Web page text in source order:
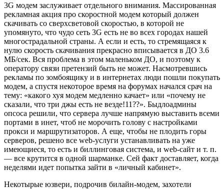
3G модем заслуживает отдельного внимания. Массированная
рекламная акция про скоростной модем который должен
скачивать со сверхсветовой скоростью, в которой не
упомянуто, что чудо сеть 3G есть не во всех городах нашей
многострадальной страны. А если и есть, то стремящаяся к
нулю скорость скачивания прекрасно вписывается в ДО 3.6
МБ/сек. Вся проблема в этом маленьком ДО, и поэтому к
оператору связи претензий быть не может. Насмотревшись
рекламы по зомбоящику и в интернетах люди пошли покупать
модем, а спустя некоторое время на форумах начался срач на
тему: «какого хуя модем медленно качает» или «почему не
сказали, что три джы есть не везде!11??». Быдлоадмины
опсоса решили, что сервера лучше напрямую выставить всеми
портами в инет, чтоб не морочить голову с настройками
прокси и маршрутизаторов. А еще, чтобы не плодить горы
серверов, решено все web-услуги устанавливать на уже
имеющиеся, то есть и биллинговая система, и web-сайт и т. п.
— все крутится в одной шарманке. Сей факт доставляет, когда
неделями идет попытка зайти в «личный кабинет».
Некотырые юзвери, подрочив билайн-модем, захотели